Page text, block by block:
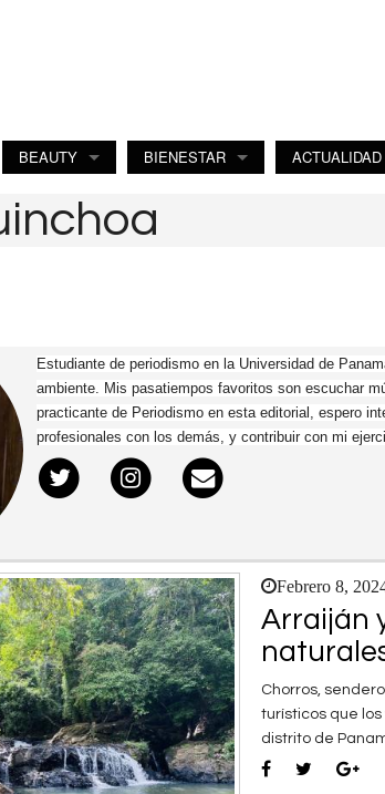
BEAUTY BIENESTAR ACTUALIDAD
Estudiante de periodismo en la Universidad de
ambiente. Mis pasatiempos favoritos son escuchar
practicante de Periodismo en esta editorial, espero
profesionales con los demás, y contribuir con mi
Febrero 8,
Arraiján
Chorros,
turísticos que
distrito de